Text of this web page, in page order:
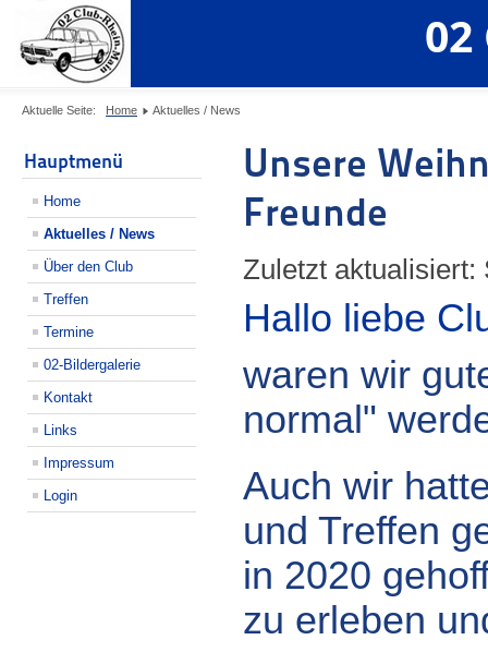
02
Aktuelle Seite: Home Aktuelles / News
Hauptmenü
Home
Aktuelles / News
Über den Club
Treffen
Termine
02-Bildergalerie
Kontakt
Links
Impressum
Login
Unsere
Freunde
Zuletzt aktualisiert:
Hallo liebe
waren wir
normal"
Auch wir
und Treffen
in 2020
zu erleben